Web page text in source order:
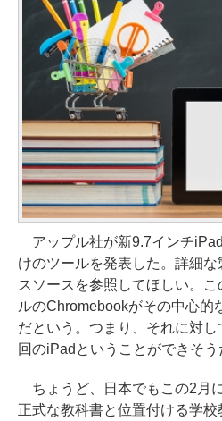
アップル社が新9.7インチ
けのツールを発表した。詳細
スソースを参照してほしい。
ルのChromebookがその中心的
だという。つまり、それに対
回のiPadということができそう
ちょうど、日本でもこの2月
正式な教科書と位置付ける学